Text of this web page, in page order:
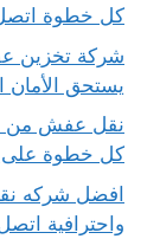
كل خطوة اتصل
يستحق الأمان
كل خطوة على
واحترافية اتصل